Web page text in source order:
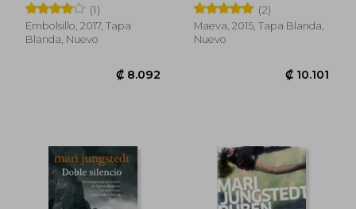
(1)
Embolsillo, 2017, Tapa
Blanda, Nuevo
₡ 8.092
(2)
Maeva, 2015, Tapa Blanda,
Nuevo